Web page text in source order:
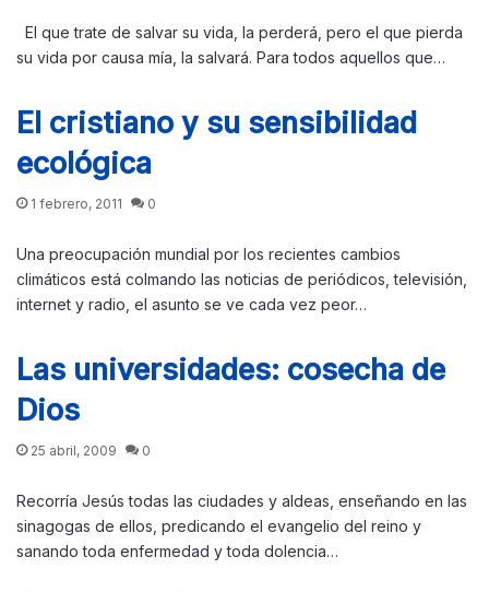
El que trate de salvar su vida, la perderá, pero el que pierda
su vida por causa mía, la salvará. Para todos aquellos que…
El cristiano y su sensibilidad
ecológica
1 febrero, 2011 0
Una preocupación mundial por los recientes cambios
climáticos está colmando las noticias de periódicos, televisión,
internet y radio, el asunto se ve cada vez peor…
Las universidades: cosecha de
Dios
25 abril, 2009 0
Recorría Jesús todas las ciudades y aldeas, enseñando en las
sinagogas de ellos, predicando el evangelio del reino y
sanando toda enfermedad y toda dolencia…